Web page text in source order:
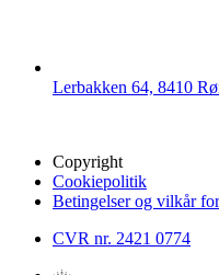
Lerbakken 64, 8410
Copyright
Cookiepolitik
Betingelser og vilkår
CVR nr. 2421 0774